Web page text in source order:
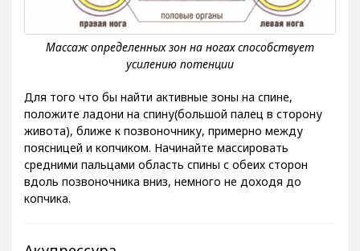
Для того что бы найти активные зоны на спине,
положите ладони на спину(большой палец в сторону
живота), ближе к позвоночнику, примерно между
поясницей и копчиком. Начинайте массировать
средними пальцами область спины с обеих сторон
вдоль позвоночника вниз, немного не доходя до
копчика.